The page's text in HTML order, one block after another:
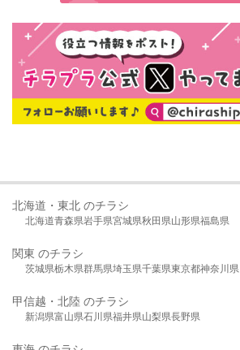
北海道・東北 のチラシ
北海道青森県岩手県宮城県秋田県山形県福島県
関東 のチラシ
茨城県栃木県群馬県埼玉県千葉県東京都神奈川県
甲信越・北陸 のチラシ
新潟県富山県石川県福井県山梨県長野県